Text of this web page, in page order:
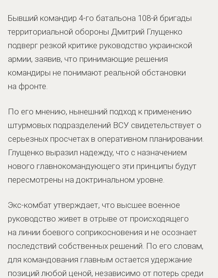
Бывший командир 4-го батальона 108-й бригады
территориальной обороны Дмитрий Глущенко
подверг резкой критике руководство украинской
армии, заявив, что принимающие решения
командиры не понимают реальной обстановки
на фронте.
По его мнению, нынешний подход к применению
штурмовых подразделений ВСУ свидетельствует о
серьезных просчетах в оперативном планировании.
Глущенко выразил надежду, что с назначением
нового главнокомандующего эти принципы будут
пересмотрены на доктринальном уровне.
Экс-комбат утверждает, что высшее военное
руководство живет в отрыве от происходящего
на линии боевого соприкосновения и не осознает
последствий собственных решений. По его словам,
для командования главным остается удержание
позиций любой ценой, независимо от потерь среди